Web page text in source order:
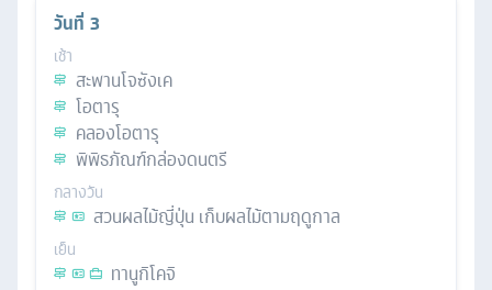
วันที่ 3
เช้า
สะพานโจซังเค
โอตารุ
คลองโอตารุ
พิพิธภัณฑ์กล่องดนตรี
กลางวัน
สวนผลไม้ญี่ปุ่น เก็บผลไม้ตามฤดูกาล
เย็น
ทานูกิโคจิ